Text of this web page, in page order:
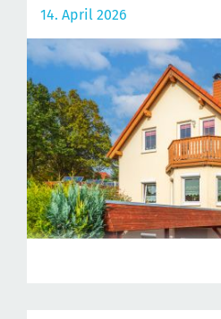
14. April 2026